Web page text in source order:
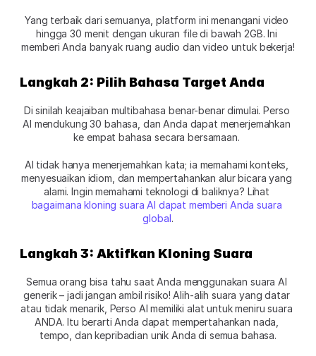
Yang terbaik dari semuanya, platform ini menangani video
hingga 30 menit dengan ukuran file di bawah 2GB. Ini
memberi Anda banyak ruang audio dan video untuk bekerja!
Langkah 2: Pilih Bahasa Target Anda
Di sinilah keajaiban multibahasa benar-benar dimulai. Perso
AI mendukung 30 bahasa, dan Anda dapat menerjemahkan
ke empat bahasa secara bersamaan.
AI tidak hanya menerjemahkan kata; ia memahami konteks,
menyesuaikan idiom, dan mempertahankan alur bicara yang
alami. Ingin memahami teknologi di baliknya? Lihat
bagaimana kloning suara AI dapat memberi Anda suara
global.
Langkah 3: Aktifkan Kloning Suara
Semua orang bisa tahu saat Anda menggunakan suara AI
generik – jadi jangan ambil risiko! Alih-alih suara yang datar
atau tidak menarik, Perso AI memiliki alat untuk meniru suara
ANDA. Itu berarti Anda dapat mempertahankan nada,
tempo, dan kepribadian unik Anda di semua bahasa.